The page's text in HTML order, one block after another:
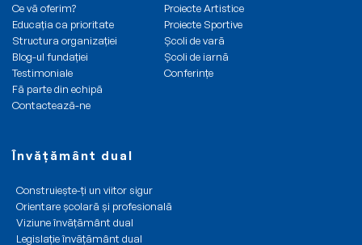
antepreșcolari
preșcolari
în
unități
de
Ce vă oferim?
Educația ca prioritate
Structura organizației
Blog-ul fundației
Testimoniale
Fă parte din echipă
Contactează-ne
Proiecte Artistice
Proiecte Sportive
Școli de vară
Școli de iarnă
Conferințe
Învățământ dual
Construiește-ți un viitor sigur
Orientare școlară și profesională
Viziune învățământ dual
Legislație învățământ dual